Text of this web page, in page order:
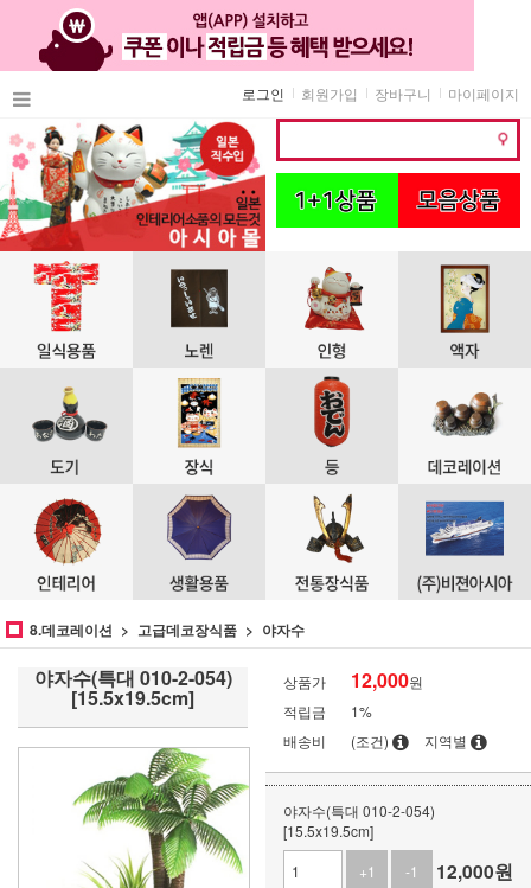
마이페이지
장바구니
회원가입
로그인
8.데코레이션 고급데코장식품 야자수
야자수(특대 010-2-054)
[15.5x19.5cm]
상품가 12,000원
적립금
1%
배송비
(조건) 지역별
야자수(특대 010-2-054)
[15.5x19.5cm]
+1
-1 12,000원